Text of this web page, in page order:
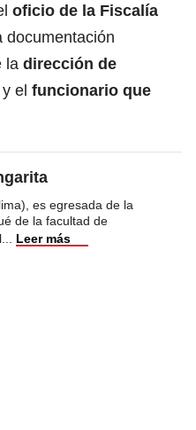
oficio de la Fiscalía
documentación
la dirección de
y el funcionario que
es egresada de la
de la facultad de
Leer más